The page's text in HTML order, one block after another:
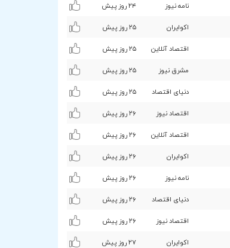
نامه نیوز ۲۴ روز پیش
اکوایران ۲۵ روز پیش
اقتصاد آنلاین ۲۵ روز پیش
مشرق نیوز ۲۵ روز پیش
دنیای اقتصاد ۲۵ روز پیش
اقتصاد نیوز ۲۶ روز پیش
اقتصاد آنلاین ۲۶ روز پیش
اکوایران ۲۶ روز پیش
نامه نیوز ۲۶ روز پیش
دنیای اقتصاد ۲۶ روز پیش
اقتصاد نیوز ۲۶ روز پیش
اکوایران ۲۷ روز پیش